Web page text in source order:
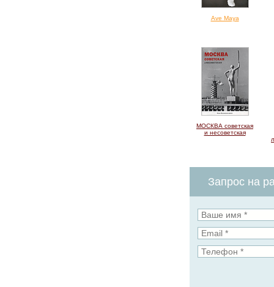
Ave Maya
МОСКВА советская
и несоветская
Запрос на